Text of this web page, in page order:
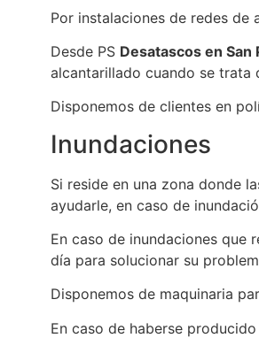
Por instalaciones de redes de
Desde PS Desatascos en San
alcantarillado cuando se trata
Disponemos de clientes en
Inundaciones
Si reside en una zona donde
ayudarle, en caso de
En caso de inundaciones que
día para solucionar su
Disponemos de maquinaria
En caso de haberse producido